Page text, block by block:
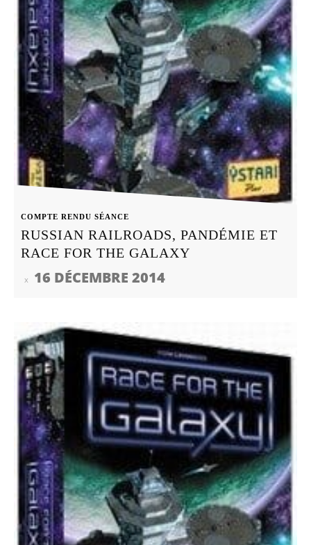
COMPTE RENDU SÉANCE
RUSSIAN RAILROADS, PANDÉMIE ET
RACE FOR THE GALAXY
16 DÉCEMBRE 2014